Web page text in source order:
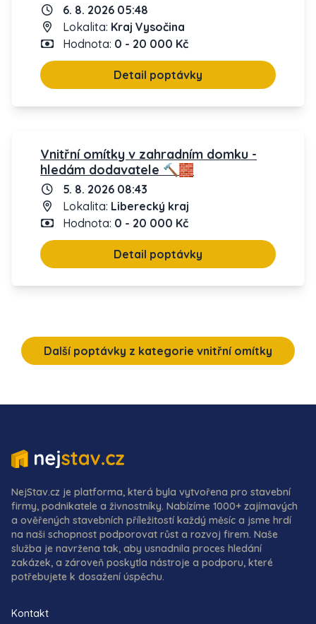
6. 8. 2026 05:48
Lokalita: Kraj Vysočina
Hodnota: 0 - 20 000 Kč
Detail poptávky
Vnitřní omítky v zahradním domku -
hledám dodavatele 🔨🧱
5. 8. 2026 08:43
Lokalita: Liberecký kraj
Hodnota: 0 - 20 000 Kč
Detail poptávky
Další poptávky z kategorie vnitřní omítky
NejStav.cz je platforma, která byla vytvořena pro stavební
firmy, podnikatele a živnostníky. Nabízíme 1000+ zajímavých
a ověřených stavebních příležitostí každý měsíc a jsme hrdí
na naši schopnost podporovat růst a rozvoj firem. Naše
služba je navržena tak, aby usnadnila proces hledání
zakázek, a zároveň poskytla nástroje a podporu, které
potřebujete k dosažení úspěchu.
Kontakt